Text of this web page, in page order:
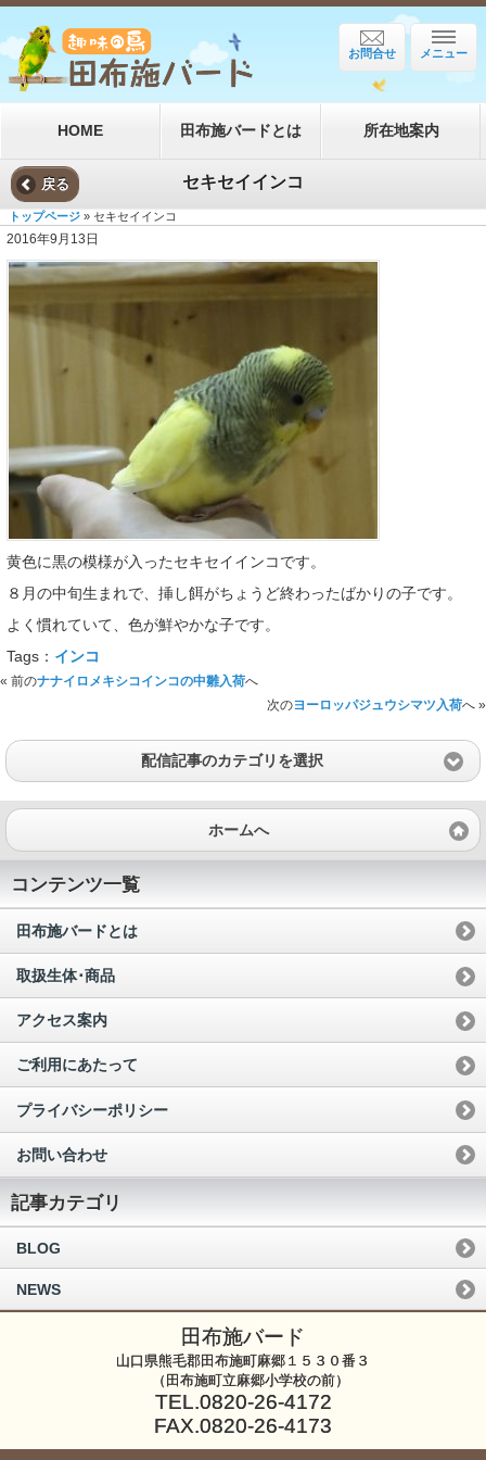
メニュー
お問合せ
HOME 田布施バードとは 所在地案内
戻る セキセイインコ
トップページ » セキセイインコ
2016年9月13日
黄色に黒の模様が入ったセキセイインコです。
８月の中旬生まれで、挿し餌がちょうど終わったばかりの子です。
よく慣れていて、色が鮮やかな子です。
Tags： インコ
« 前のナナイロメキシコインコの中雛入荷へ
次のヨーロッパジュウシマツ入荷へ »
配信記事のカテゴリを選択
ホームへ
コンテンツ一覧
田布施バードとは
取扱生体･商品
アクセス案内
ご利用にあたって
プライバシーポリシー
お問い合わせ
記事カテゴリ
BLOG
NEWS
田布施バード
山口県熊毛郡田布施町麻郷１５３０番３
（田布施町立麻郷小学校の前）
TEL.0820-26-4172
FAX.0820-26-4173